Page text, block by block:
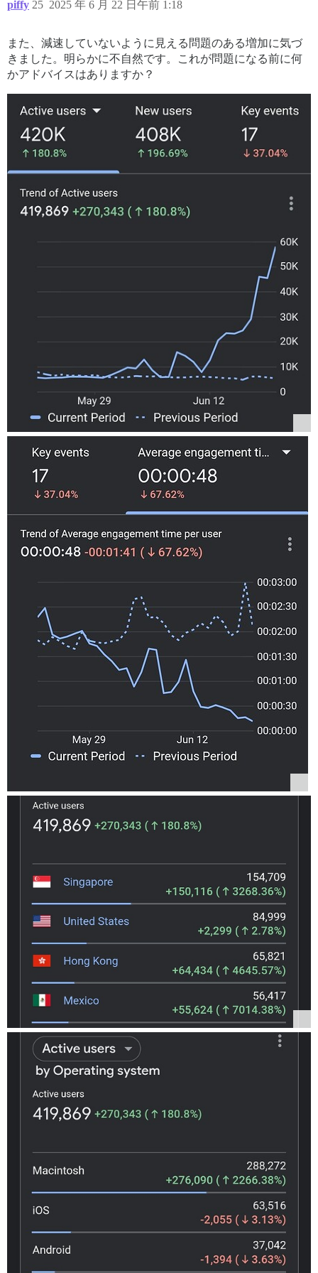
piffy 2025 年 6 月 22 日午前 1:18
25
また、減速していないように見える問題のある増加に気づ
きました。明らかに不自然です。これが問題になる前に何
かアドバイスはありますか？